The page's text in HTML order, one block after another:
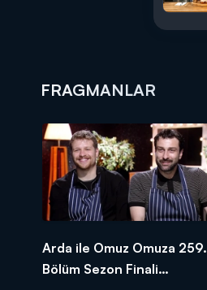
FRAGMANLAR
Arda ile Omuz Omuza 259.
Bölüm Sezon Finali